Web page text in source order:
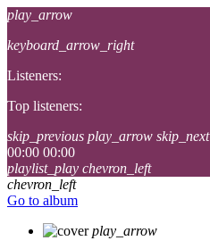
play_arrow
keyboard_arrow_right
Listeners:
Top listeners:
skip_previous play_arrow skip_next
00:00 00:00
playlist_play chevron_left
chevron_left
Go to album
play_arrow